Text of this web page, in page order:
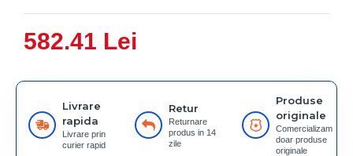
582.41 Lei
Livrare
rapida
Livrare prin
curier rapid
Retur
Returnare
produs in 14
zile
Produse
originale
Comercializam
doar produse
originale